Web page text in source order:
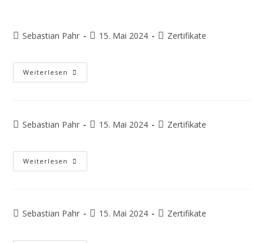
Sebastian Pahr 15. Mai 2024 Zertifikate
Weiterlesen
Sebastian Pahr 15. Mai 2024 Zertifikate
Weiterlesen
Sebastian Pahr 15. Mai 2024 Zertifikate